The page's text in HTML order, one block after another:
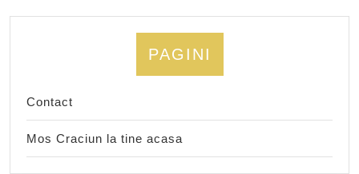
PAGINI
Contact
Mos Craciun la tine acasa